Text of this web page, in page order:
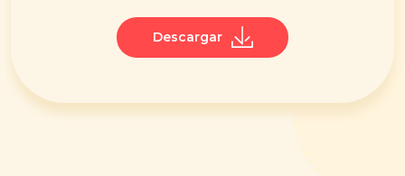
Descargar